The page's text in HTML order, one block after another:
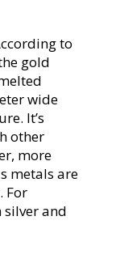
to
gold
wide
It’s
other
more
metals are
For
and